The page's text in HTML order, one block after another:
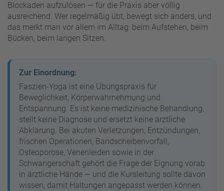
Blockaden aufzulösen — für die Praxis aber völlig
ausreichend. Wer regelmäßig übt, bewegt sich anders, und
das merkt man vor allem im Alltag: beim Aufstehen, beim
Bücken, beim langen Sitzen.
Zur Einordnung:
Faszien-Yoga ist eine Übungspraxis für
Beweglichkeit, Körperwahrnehmung und
Entspannung. Es ist keine medizinische Behandlung,
stellt keine Diagnose und ersetzt keine ärztliche
Abklärung. Bei akuten Verletzungen, Entzündungen,
frischen Operationen, Bandscheibenvorfall,
Osteoporose, Venenleiden sowie in der
Schwangerschaft gehört die Frage der Eignung vorab
in ärztliche Hände — und die Kursleitung sollte davon
wissen, damit Haltungen angepasst werden können.